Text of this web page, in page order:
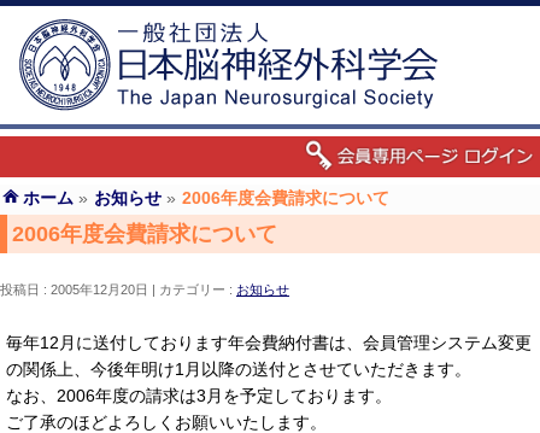
ホーム » お知らせ » 2006年度会費請求について
2006年度会費請求について
投稿日 : 2005年12月20日 カテゴリー : お知らせ
毎年12月に送付しております年会費納付書は、会員管理システム変更
の関係上、今後年明け1月以降の送付とさせていただきます。
なお、2006年度の請求は3月を予定しております。
ご了承のほどよろしくお願いいたします。